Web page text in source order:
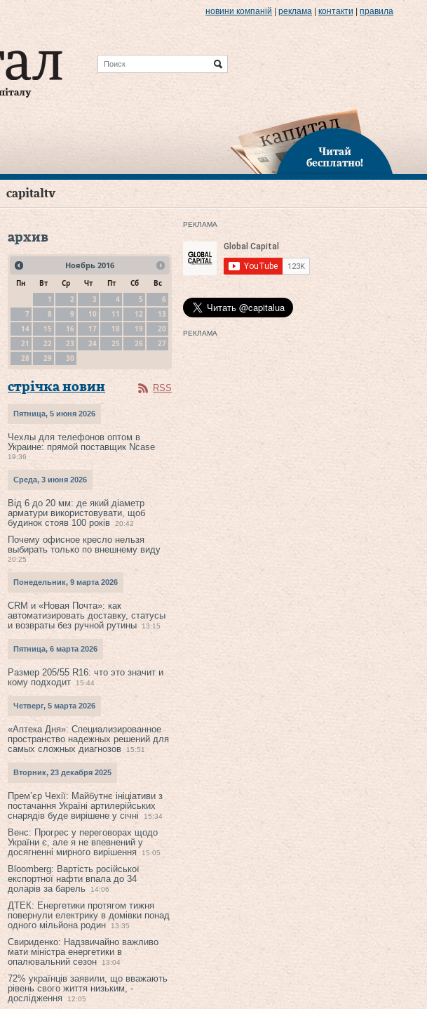
новини компаній реклама контакти правила
Читай
бесплатно!
capitaltv
архив
Ноябрь 2016
Пн Вт Ср Чт Пт Сб
Вс
1
2 3 4 5
6
7
8 9 10 11 12
13
14
15 16 17 18 19
20
21
22 23 24 25 26
27
28
29 30
стрічка новин RSS
Пятница, 5 июня 2026
Чехлы для телефонов оптом в
Украине: прямой поставщик Ncase
19:36
Среда, 3 июня 2026
Від 6 до 20 мм: де який діаметр
арматури використовувати, щоб
будинок стояв 100 років
20:42
Почему офисное кресло нельзя
выбирать только по внешнему виду
20:25
Понедельник, 9 марта 2026
CRM и «Новая Почта»: как
автоматизировать доставку, статусы
и возвраты без ручной рутины
13:15
Пятница, 6 марта 2026
Размер 205/55 R16: что это значит и
кому подходит
15:44
Четверг, 5 марта 2026
«Аптека Дня»: Специализированное
пространство надежных решений для
самых сложных диагнозов
15:51
Вторник, 23 декабря 2025
Прем’єр Чехії: Майбутнє ініціативи з
постачання Україні артилерійських
снарядів буде вирішене у січні
15:34
Венс: Прогрес у переговорах щодо
України є, але я не впевнений у
досягненні мирного вирішення
15:05
Bloomberg: Вартість російської
експортної нафти впала до 34
доларів за барель
14:06
ДТЕК: Енергетики протягом тижня
повернули електрику в домівки понад
одного мільйона родин
13:35
Свириденко: Надзвичайно важливо
мати міністра енергетики в
опалювальний сезон
13:04
72% українців заявили, що вважають
рівень свого життя низьким, -
дослідження
12:05
РЕКЛАМА
РЕКЛАМА